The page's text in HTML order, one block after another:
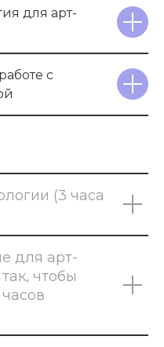
для арт-
с
(3 часа
для арт-
чтобы